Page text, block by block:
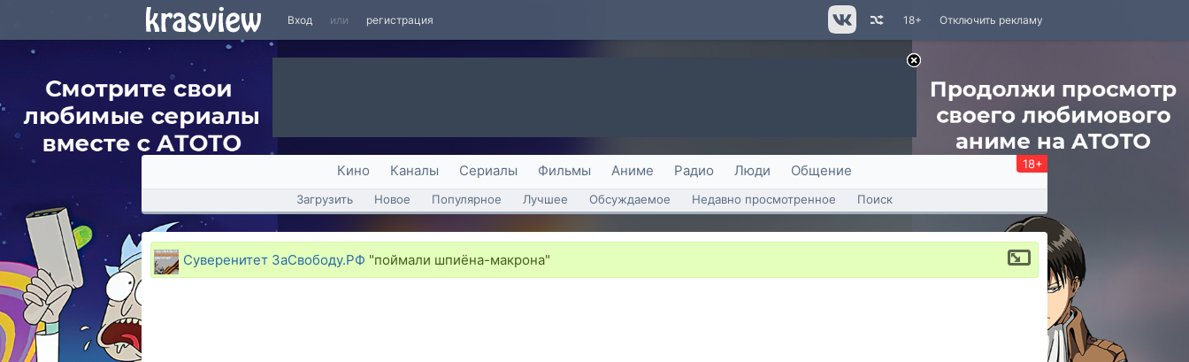
Вход или регистрация Отключить рекламу
18+
Кино Каналы Сериалы Фильмы Аниме Радио Люди Общение 18+
Загрузить Новое Популярное Лучшее Обсуждаемое Недавно просмотренное Поиск
Суверенитет ЗаСвободу.РФ "поймали шпиёна-макрона"